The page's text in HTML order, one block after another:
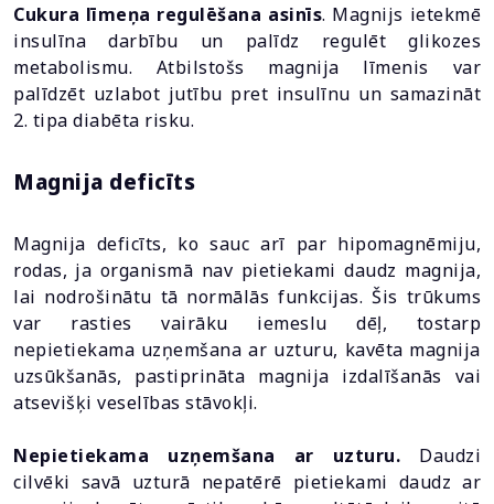
Cukura līmeņa regulēšana asinīs. Magnijs ietekmē
insulīna darbību un palīdz regulēt glikozes
metabolismu. Atbilstošs magnija līmenis var
palīdzēt uzlabot jutību pret insulīnu un samazināt
2. tipa diabēta risku.
Magnija deficīts
Magnija deficīts, ko sauc arī par hipomagnēmiju,
rodas, ja organismā nav pietiekami daudz magnija,
lai nodrošinātu tā normālās funkcijas. Šis trūkums
var rasties vairāku iemeslu dēļ, tostarp
nepietiekama uzņemšana ar uzturu, kavēta magnija
uzsūkšanās, pastiprināta magnija izdalīšanās vai
atsevišķi veselības stāvokļi.
Nepietiekama uzņemšana ar uzturu. Daudzi
cilvēki savā uzturā nepatērē pietiekami daudz ar